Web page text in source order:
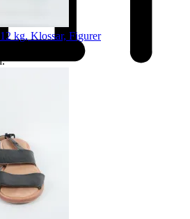
kg, Klossar, Figurer
.